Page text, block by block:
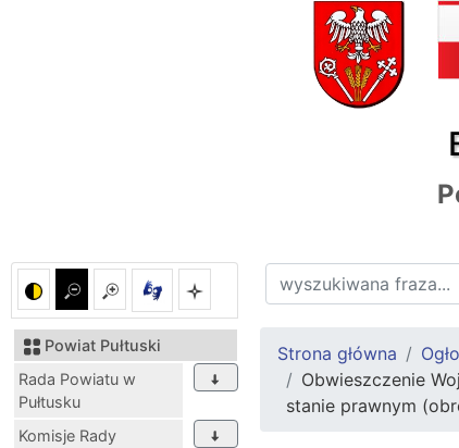
Powiat Pułtuski
Rada Powiatu w
Pułtusku
Komisje Rady
Strona główna
Obwieszczenie
stanie prawnym